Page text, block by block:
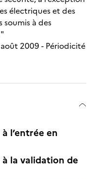
électriques et des
à des
2009 - Périodicité
l’entrée en
la validation de